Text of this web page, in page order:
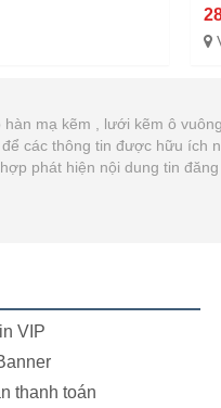
mạ kẽm , lưới kẽm ô
các thông tin được hữu
phát hiện nội dung tin
VIP
thanh toán